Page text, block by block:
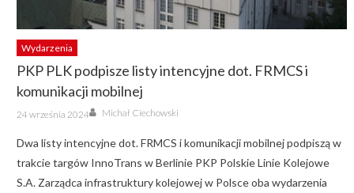
Wydarzenia
PKP PLK podpisze listy intencyjne dot. FRMCS i
komunikacji mobilnej
Posted
on
24 września 2024 Author
Michał Ciechowski
Dwa listy intencyjne dot. FRMCS i komunikacji mobilnej podpiszą w
trakcie targów InnoTrans w Berlinie PKP Polskie Linie Kolejowe
S.A. Zarządca infrastruktury kolejowej w Polsce oba wydarzenia